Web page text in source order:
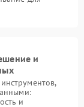
и
и